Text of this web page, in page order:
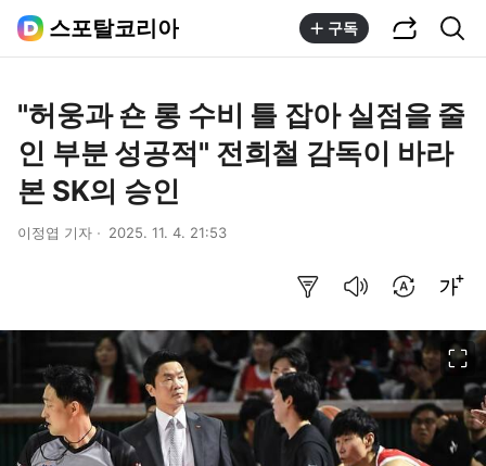
스포탈코리아 구독
"허웅과 숀 롱 수비 틀 잡아 실점을 줄
인 부분 성공적" 전희철 감독이 바라
본 SK의 승인
이정엽 기자 2025. 11. 4. 21:53